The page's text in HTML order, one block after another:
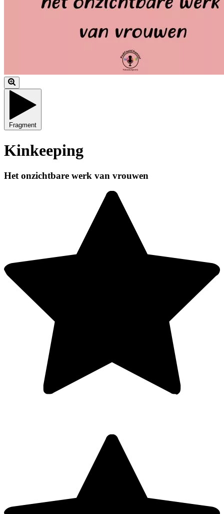
Fragment
Kinkeeping
Het onzichtbare werk van vrouwen